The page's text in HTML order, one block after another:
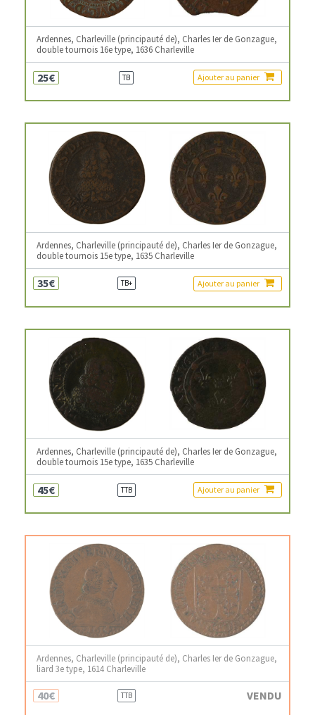
Ardennes, Charleville (principauté de), Charles Ier de Gonzague,
double tournois 16e type, 1636 Charleville
25€ TB Ajouter au panier
Ardennes, Charleville (principauté de), Charles Ier de Gonzague,
double tournois 15e type, 1635 Charleville
35€ TB+ Ajouter au panier
Ardennes, Charleville (principauté de), Charles Ier de Gonzague,
double tournois 15e type, 1635 Charleville
45€ TTB Ajouter au panier
Ardennes, Charleville (principauté de), Charles Ier de Gonzague,
liard 3e type, 1614 Charleville
40€ TTB VENDU